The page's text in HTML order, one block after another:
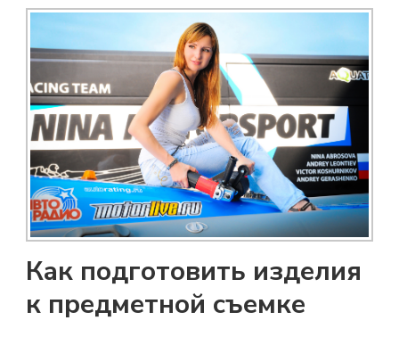
Как подготовить изделия
к предметной съемке